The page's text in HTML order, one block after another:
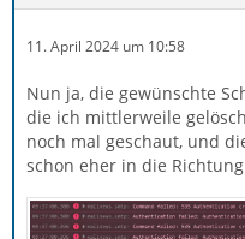
11. April 2024 um 10:58
Nun ja, die gewünschte
die ich mittlerweile
noch mal geschaut, und
schon eher in die